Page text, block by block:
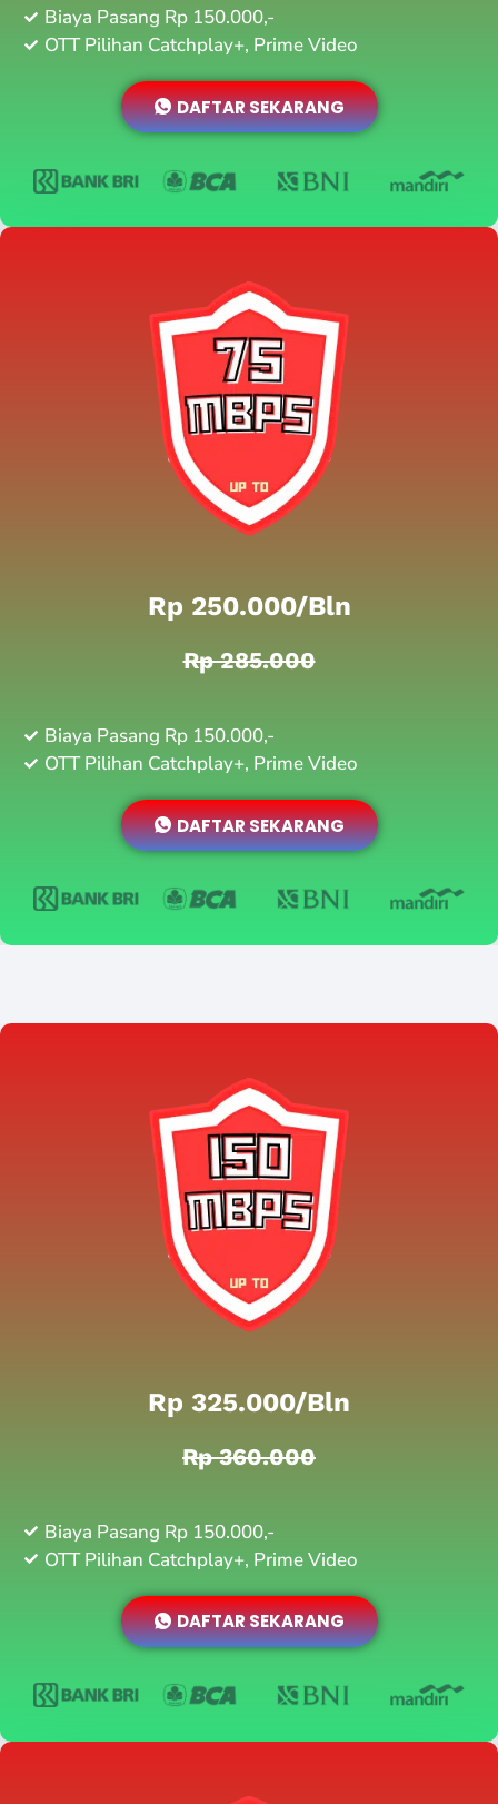
Biaya Pasang Rp 150.000,-
OTT Pilihan Catchplay+, Prime Video
DAFTAR SEKARANG
Rp 250.000/bln
Rp 285.000
Biaya Pasang Rp 150.000,-
OTT Pilihan Catchplay+, Prime Video
DAFTAR SEKARANG
Rp 325.000/bln
Rp 360.000
Biaya Pasang Rp 150.000,-
OTT Pilihan Catchplay+, Prime Video
DAFTAR SEKARANG